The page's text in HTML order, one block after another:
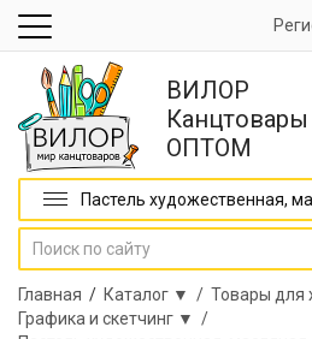
ВИЛОР
Канцтовары
ОПТОМ
Пастель художественная,
Главная / Каталог ▼ / Товары
Графика и скетчинг ▼ /